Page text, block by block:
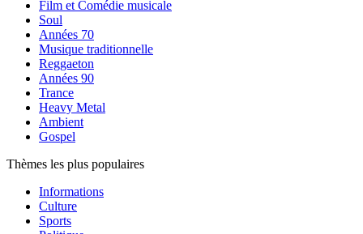
Film et Comédie musicale
Soul
Années 70
Musique traditionnelle
Reggaeton
Années 90
Trance
Heavy Metal
Ambient
Gospel
Thèmes les plus populaires
Informations
Culture
Sports